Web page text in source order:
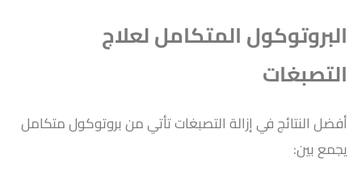
البروتوكول المتكامل لعلاج
التصبغات
أفضل النتائج في إزالة التصبغات تأتي من بروتوكول متكامل
يجمع بين: